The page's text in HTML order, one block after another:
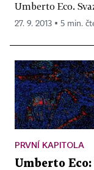
Umberto Eco.
27. 9. 2013 ▪ 5 min.
PRVNÍ KAPITOLA
Umberto